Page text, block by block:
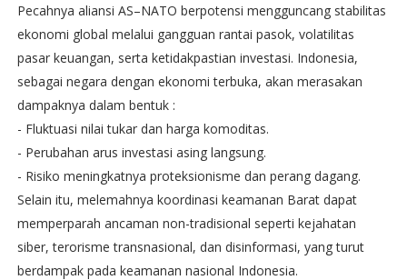
Pecahnya aliansi AS–NATO berpotensi mengguncang stabilitas
ekonomi global melalui gangguan rantai pasok, volatilitas
pasar keuangan, serta ketidakpastian investasi. Indonesia,
sebagai negara dengan ekonomi terbuka, akan merasakan
dampaknya dalam bentuk :
- Fluktuasi nilai tukar dan harga komoditas.
- Perubahan arus investasi asing langsung.
- Risiko meningkatnya proteksionisme dan perang dagang.
Selain itu, melemahnya koordinasi keamanan Barat dapat
memperparah ancaman non-tradisional seperti kejahatan
siber, terorisme transnasional, dan disinformasi, yang turut
berdampak pada keamanan nasional Indonesia.